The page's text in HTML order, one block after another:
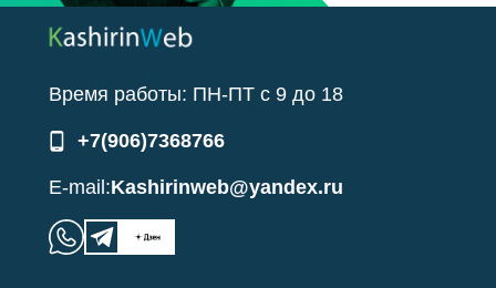
Время работы: ПН-ПТ с 9 до 18
+7(906)7368766
E-mail:Kashirinweb@yandex.ru